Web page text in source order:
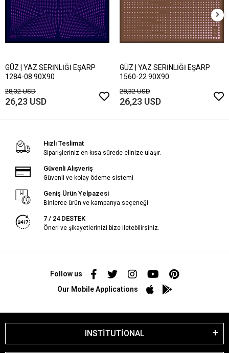
GÜZ | YAZ SERİNLİĞİ EŞARP
1284-08 90X90
28,32 USD
26,23 USD
GÜZ | YAZ SERİNLİĞİ EŞARP
1560-22 90X90
28,32 USD
26,23 USD
Hızlı Teslimat
Siparişleriniz en kısa sürede elinize ulaşır.
Güvenli Alışveriş
Güvenli ve kolay ödeme sistemi
Geniş Ürün Yelpazesi
Binlerce ürün ve kampanya seçeneği
7 / 24 DESTEK
Öneri ve şikayetlerinizi bize iletebilirsiniz.
Follow us
Our Mobile Applications
INSTİTUTİONAL